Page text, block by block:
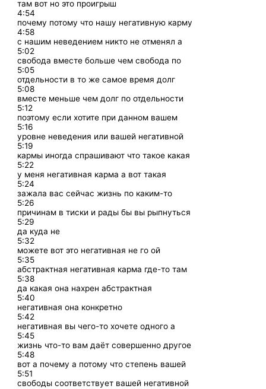
там вот но это проигрыш
4:54
почему потому что нашу негативную карму
4:58
с нашим неведением никто не отменял а
5:02
свобода вместе больше чем свобода по
5:05
отдельности в то же самое время долг
5:08
вместе меньше чем долг по отдельности
5:12
поэтому если хотите при данном вашем
5:16
уровне неведения или вашей негативной
5:19
кармы иногда спрашивают что такое какая
5:22
у меня негативная карма а вот такая
5:24
зажала вас сейчас жизнь по каким-то
5:26
причинам в тиски и рады бы вы рыпнуться
5:29
да куда не
5:32
можете вот это негативная не го ой
5:35
абстрактная негативная карма где-то там
5:38
да какая она нахрен абстрактная
5:40
негативная она конкретно
5:42
негативная вы чего-то хочете одного а
5:45
жизнь что-то вам даёт совершенно другое
5:48
вот а почему а потому что степень вашей
5:51
свободы соответствует вашей негативной